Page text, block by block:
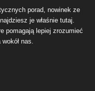
porad, nowinek ze
je właśnie tutaj.
pomagają lepiej zrozumieć
nas.